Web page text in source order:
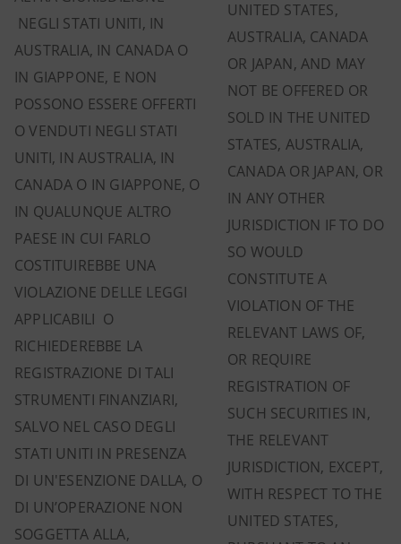
NEGLI STATI UNITI, IN
AUSTRALIA, IN CANADA O
IN GIAPPONE, E NON
POSSONO ESSERE OFFERTI
O VENDUTI NEGLI STATI
UNITI, IN AUSTRALIA, IN
CANADA O IN GIAPPONE, O
IN QUALUNQUE ALTRO
PAESE IN CUI FARLO
COSTITUIREBBE UNA
VIOLAZIONE DELLE LEGGI
APPLICABILI O
RICHIEDEREBBE LA
REGISTRAZIONE DI TALI
STRUMENTI FINANZIARI,
SALVO NEL CASO DEGLI
STATI UNITI IN PRESENZA
DI UN'ESENZIONE DALLA, O
DI UN’OPERAZIONE NON
SOGGETTA ALLA,
UNITED STATES,
AUSTRALIA, CANADA
OR JAPAN, AND MAY
NOT BE OFFERED OR
SOLD IN THE UNITED
STATES, AUSTRALIA,
CANADA OR JAPAN, OR
IN ANY OTHER
JURISDICTION IF TO DO
SO WOULD
CONSTITUTE A
VIOLATION OF THE
RELEVANT LAWS OF,
OR REQUIRE
REGISTRATION OF
SUCH SECURITIES IN,
THE RELEVANT
JURISDICTION, EXCEPT,
WITH RESPECT TO THE
UNITED STATES,